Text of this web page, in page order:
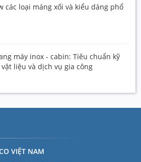
các loại máng xối và kiểu dáng phổ
máy inox - cabin: Tiêu chuẩn kỹ
liệu và dịch vụ gia công
VIỆT NAM